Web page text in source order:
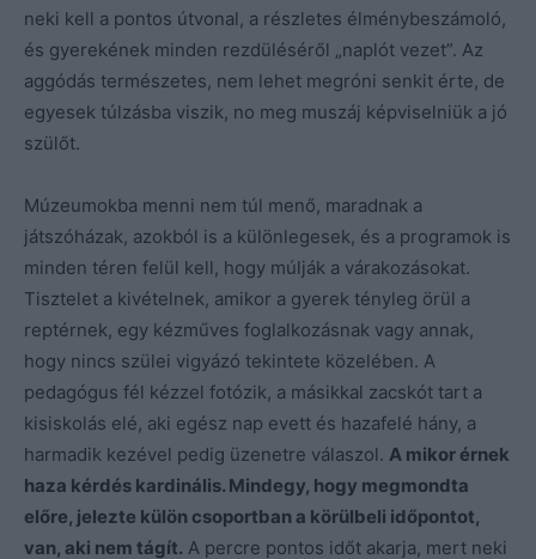
neki kell a pontos útvonal, a részletes élménybeszámoló,
és gyerekének minden rezdüléséről „naplót vezet”. Az
aggódás természetes, nem lehet megróni senkit érte, de
egyesek túlzásba viszik, no meg muszáj képviselniük a jó
szülőt.
Múzeumokba menni nem túl menő, maradnak a
játszóházak, azokból is a különlegesek, és a programok is
minden téren felül kell, hogy múlják a várakozásokat.
Tisztelet a kivételnek, amikor a gyerek tényleg örül a
reptérnek, egy kézműves foglalkozásnak vagy annak,
hogy nincs szülei vigyázó tekintete közelében. A
pedagógus fél kézzel fotózik, a másikkal zacskót tart a
kisiskolás elé, aki egész nap evett és hazafelé hány, a
harmadik kezével pedig üzenetre válaszol. A mikor érnek
haza kérdés kardinális. Mindegy, hogy megmondta
előre, jelezte külön csoportban a körülbeli időpontot,
van, aki nem tágít. A percre pontos időt akarja, mert neki